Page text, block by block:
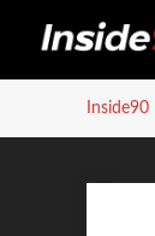
Inside90